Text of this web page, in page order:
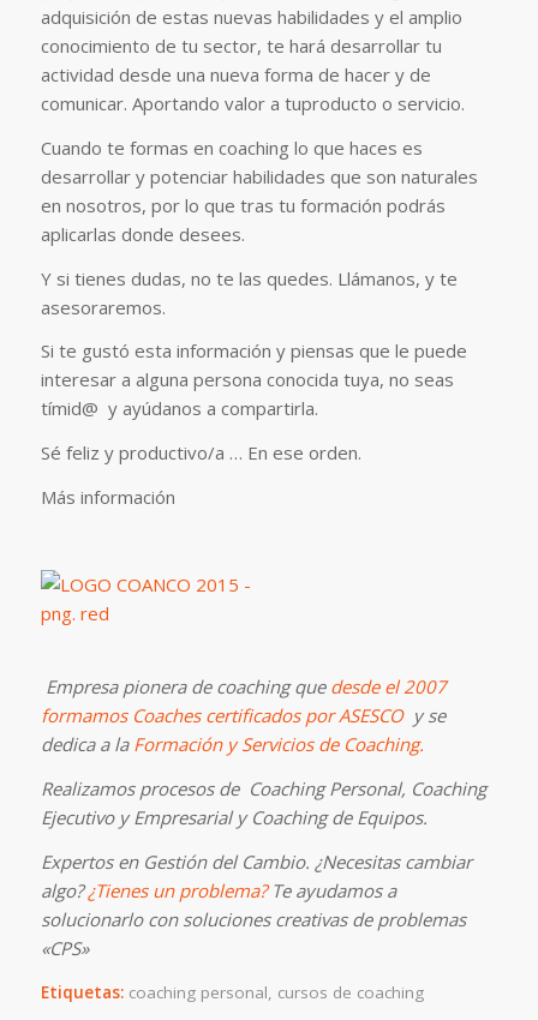
adquisición de estas nuevas habilidades y el amplio
conocimiento de tu sector, te hará desarrollar tu
actividad desde una nueva forma de hacer y de
comunicar. Aportando valor a tuproducto o servicio.
Cuando te formas en coaching lo que haces es
desarrollar y potenciar habilidades que son naturales
en nosotros, por lo que tras tu formación podrás
aplicarlas donde desees.
Y si tienes dudas, no te las quedes. Llámanos, y te
asesoraremos.
Si te gustó esta información y piensas que le puede
interesar a alguna persona conocida tuya, no seas
tímid@ y ayúdanos a compartirla.
Sé feliz y productivo/a … En ese orden.
Más información
Empresa pionera de coaching que desde el 2007
formamos Coaches certificados por ASESCOy se
dedica a la Formación y Servicios de Coaching.
Realizamos procesos de Coaching Personal, Coaching
Ejecutivo y Empresarial y Coaching de Equipos.
Expertos en Gestión del Cambio. ¿Necesitas cambiar
algo?¿Tienes un problema?Te ayudamos a
solucionarlo con soluciones creativas de problemas
«CPS»
Etiquetas: coaching personal, cursos de coaching